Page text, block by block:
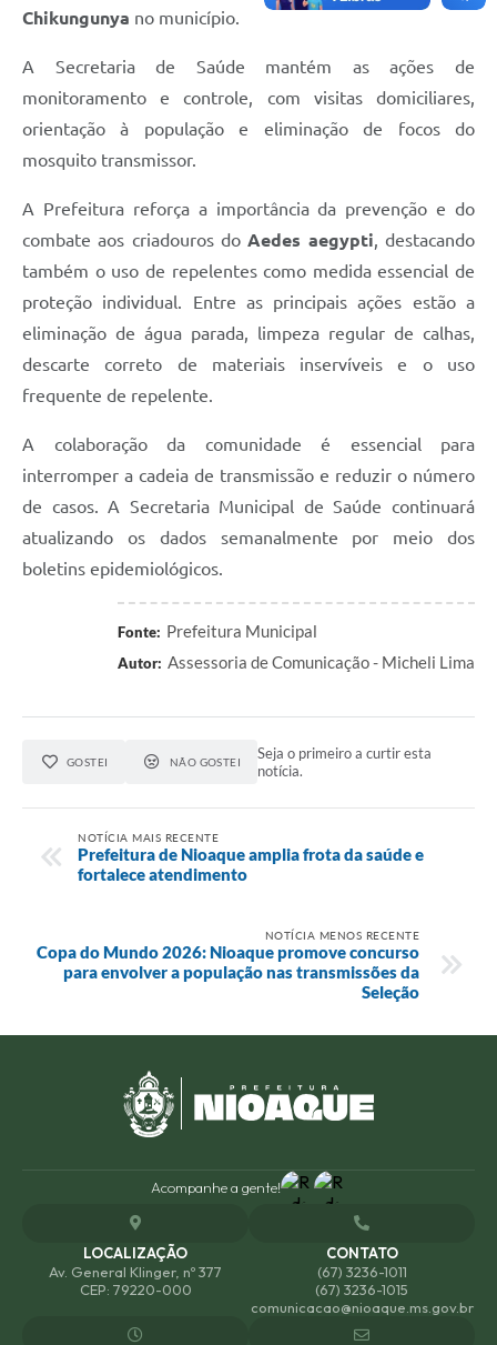
Chikungunya no município.
A Secretaria de Saúde mantém as ações de
monitoramento e controle, com visitas domiciliares,
orientação à população e eliminação de focos do
mosquito transmissor.
A Prefeitura reforça a importância da prevenção e do
combate aos criadouros doAedes aegypti, destacando
também o uso de repelentes como medida essencial de
proteção individual. Entre as principais ações estão a
eliminação de água parada, limpeza regular de calhas,
descarte correto de materiais inservíveis e o uso
frequente de repelente.
A colaboração da comunidade é essencial para
interromper a cadeia de transmissão e reduzir o número
de casos. A Secretaria Municipal de Saúde continuará
atualizando os dados semanalmente por meio dos
boletins epidemiológicos.
Fonte: Prefeitura Municipal
Autor: Assessoria de Comunicação - Micheli Lima
GOSTEI NÃO GOSTEI
Seja o primeiro a curtir esta
notícia.
NOTÍCIA MAIS RECENTE
Prefeitura de Nioaque amplia frota da saúde e
fortalece atendimento
NOTÍCIA MENOS RECENTE
Copa do Mundo 2026: Nioaque promove concurso
para envolver a população nas transmissões da
Seleção
Acompanhe a gente!
LOCALIZAÇÃO
Av. General Klinger, nº 377
CEP: 79220-000
CONTATO
(67) 3236-1011
(67) 3236-1015
comunicacao@nioaque.ms.gov.br